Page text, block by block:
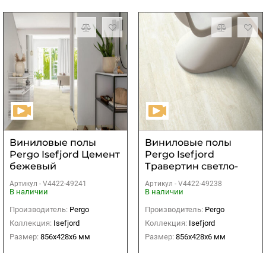
Виниловые полы
Pergo Isefjord Цемент
бежевый
Артикул - V4422-49241
В наличии
Производитель: Pergo
Коллекция: Isefjord
Размер: 856x428x6 мм
Виниловые полы
Pergo Isefjord
Травертин светло-
бежевый
Артикул - V4422-49238
В наличии
Производитель: Pergo
Коллекция: Isefjord
Размер: 856x428x6 мм